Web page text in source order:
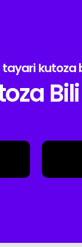
tayari kutoza